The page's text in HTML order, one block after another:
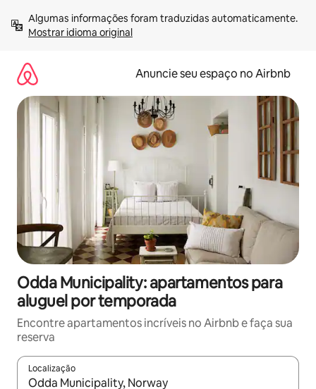
para
Mostrar idioma original
Anuncie seu espaço no Airbnb
Odda Municipality: apartamentos para
aluguel por temporada
Encontre apartamentos incríveis no Airbnb e faça sua
reserva
Localização
Quando os resultados estiverem disponíveis, explore-os